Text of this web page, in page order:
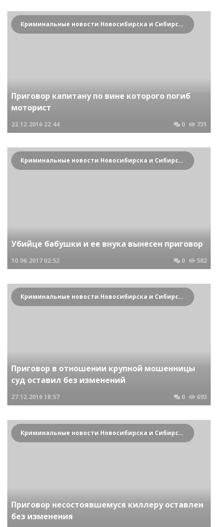
Криминальные новости Новосибирска и Сибирского региона
Приговор капитану по вине которого погиб
моторист
22.12.2016 22:44 0 731
Криминальные новости Новосибирска и Сибирского региона
Убийце бабушки и ее внука вынесен приговор
10.06.2017 02:52 0 582
Криминальные новости Новосибирска и Сибирского региона
Приговор в отношении крупной мошенницы
суд оставил без изменений
27.12.201618:57 0 693
Криминальные новости Новосибирска и Сибирского региона
Приговор несостоявшемуся киллеру оставлен
без изменения